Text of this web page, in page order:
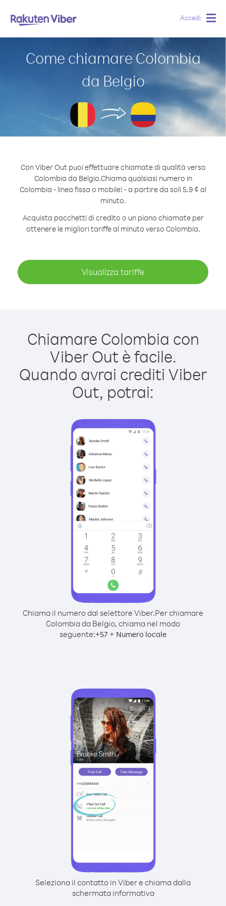
Accedi
Come chiamare Colombia
da Belgio
Con Viber Out puoi effettuare chiamate di qualità verso
Colombia da Belgio.Chiama qualsiasi numero in
Colombia - linea fissa o mobile! - a partire da soli 5.9 ¢ al
minuto.
Acquista pacchetti di credito o un piano chiamate per
ottenere le migliori tariffe al minuto verso Colombia.
Visualizza tariffe
Chiamare Colombia con
Viber Out è facile.
Quando avrai crediti Viber
Out, potrai:
Chiama il numero dal selettore Viber.Per chiamare
Colombia da Belgio, chiama nel modo
seguente:+57 + Numero locale
Seleziona il contatto in Viber e chiama dalla
schermata informativa